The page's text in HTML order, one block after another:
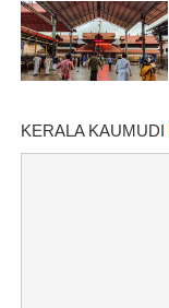
KERALA KAUMUDI